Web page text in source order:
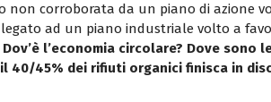
non corroborata da un piano di
ad un piano industriale volto a
l’economia circolare? Dove
40/45% dei rifiuti organici finisca in